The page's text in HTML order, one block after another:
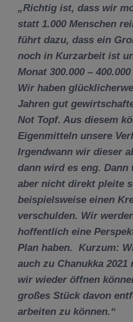
„Richtig ist, dass wir
statt 1.000 Menschen
führt dazu, dass ein
noch in Kurzarbeit ist
Monat 300.000 –
Wir haben
Jahren gut
Not Topf. Aus diesem
Eigenmitteln unsere
Irgendwann wir dieser
dann wird es eng.
aber nicht direkt pleite
beispielsweise einen
verschulden. Wir
hoffentlich eine
Plan haben. Kurzum:
auch zu Chanukka
wir wieder öffnen
großes Stück davon
arbeiten zu können.“